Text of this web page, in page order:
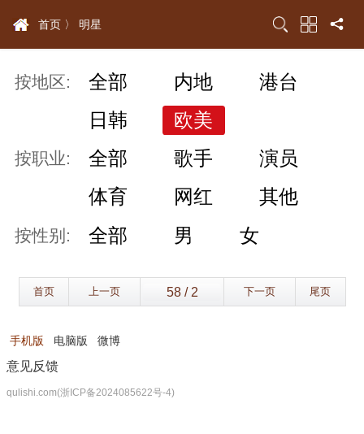
首页 〉 明星
按地区: 全部 内地
港台
日韩
欧美
按职业: 全部 歌手
演员
体育
网红 其他
按性别: 全部 男 女
首页 上一页 下一页 尾页
手机版 电脑版 微博
意见反馈
qulishi.com(浙ICP备2024085622号-4)